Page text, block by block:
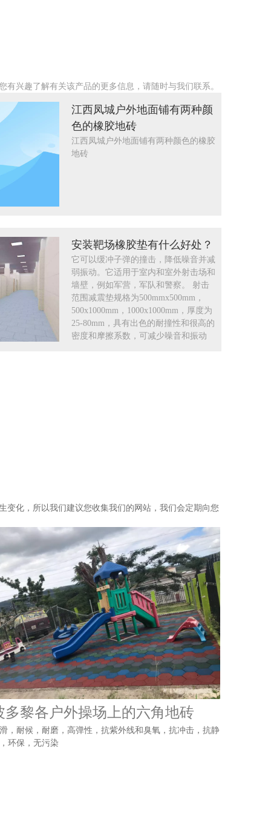
兴趣了解有关该产品的更多信息，请随时与我们联系。
江西凤城户外地面铺有两种颜
色的橡胶地砖
江西凤城户外地面铺有两种颜色的橡胶
地砖
安装靶场橡胶垫有什么好处？
它可以缓冲子弹的撞击，降低噪音并减
弱振动。它适用于室内和室外射击场和
墙壁，例如军营，军队和警察。 射击
范围减震垫规格为500mmx500mm，
500x1000mm，1000x1000mm，厚度为
25-80mm，具有出色的耐撞性和很高的
密度和摩擦系数，可减少噪音和振动
变化，所以我们建议您收集我们的网站，我们会定期向您
多黎各户外操场上的六角地砖
，耐候，耐磨，高弹性，抗紫外线和臭氧，抗冲击，抗静
环保，无污染